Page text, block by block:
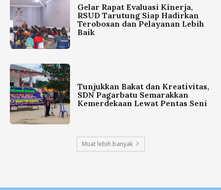
Gelar Rapat Evaluasi Kinerja,
RSUD Tarutung Siap Hadirkan
Terobosan dan Pelayanan Lebih
Baik
Tunjukkan Bakat dan Kreativitas,
SDN Pagarbatu Semarakkan
Kemerdekaan Lewat Pentas Seni
Muat lebih banyak